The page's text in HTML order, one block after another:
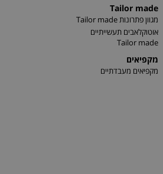
Tailor made
מגוון פתרונות Tailor made
אוטוקלאבים תעשייתיים
Tailor made
מקפיאים
מקפיאים מעבדתיים